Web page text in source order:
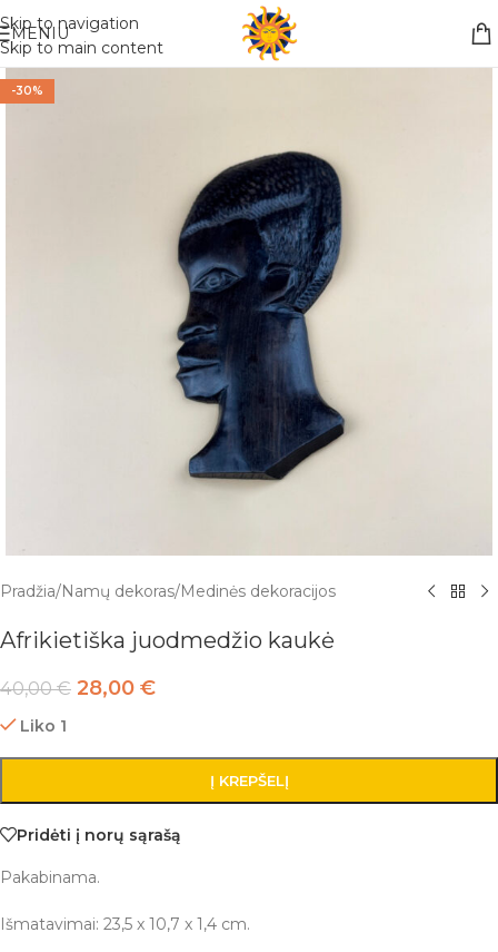
Skip to navigation
Skip to main content
Nemokamas pristatymas į paštomatą apsiperkant už 30€!!
MENIU
-30%
Pradžia/Namų dekoras/Medinės dekoracijos
Afrikietiška juodmedžio kaukė
40,00€ 28,00 €
Liko 1
Į KREPŠELĮ
Pridėti į norų sąrašą
Pakabinama.
Išmatavimai: 23,5 x 10,7 x 1,4 cm.